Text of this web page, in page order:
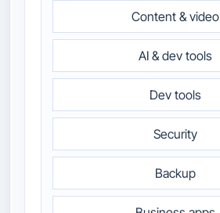
Content & video
AI & dev tools
Dev tools
Security
Backup